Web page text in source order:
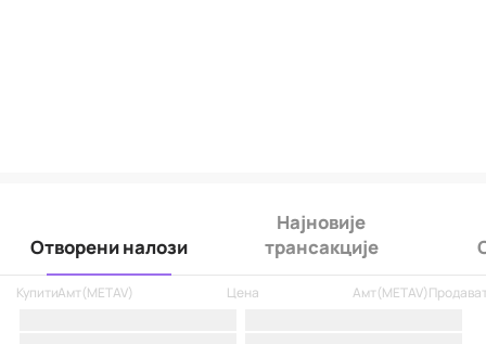
Отворени налози
Најновије
трансакције
КупитиАмт (METAV) Цена Амт (METAV)